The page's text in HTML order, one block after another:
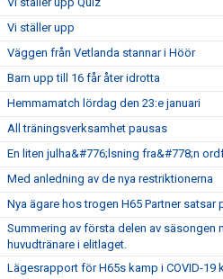
Vi ställer upp
Väggen från Vetlanda stannar i Höör
Barn upp till 16 får åter idrotta
Hemmamatch lördag den 23:e januari
All träningsverksamhet pausas
En liten julha&#776;lsning fra&#778;n
Med anledning av de nya restriktionerna
Nya ägare hos trogen H65 Partner satsar
Summering av första delen av säsongen
huvudtränare i elitlaget.
Lägesrapport för H65s kamp i COVID-19